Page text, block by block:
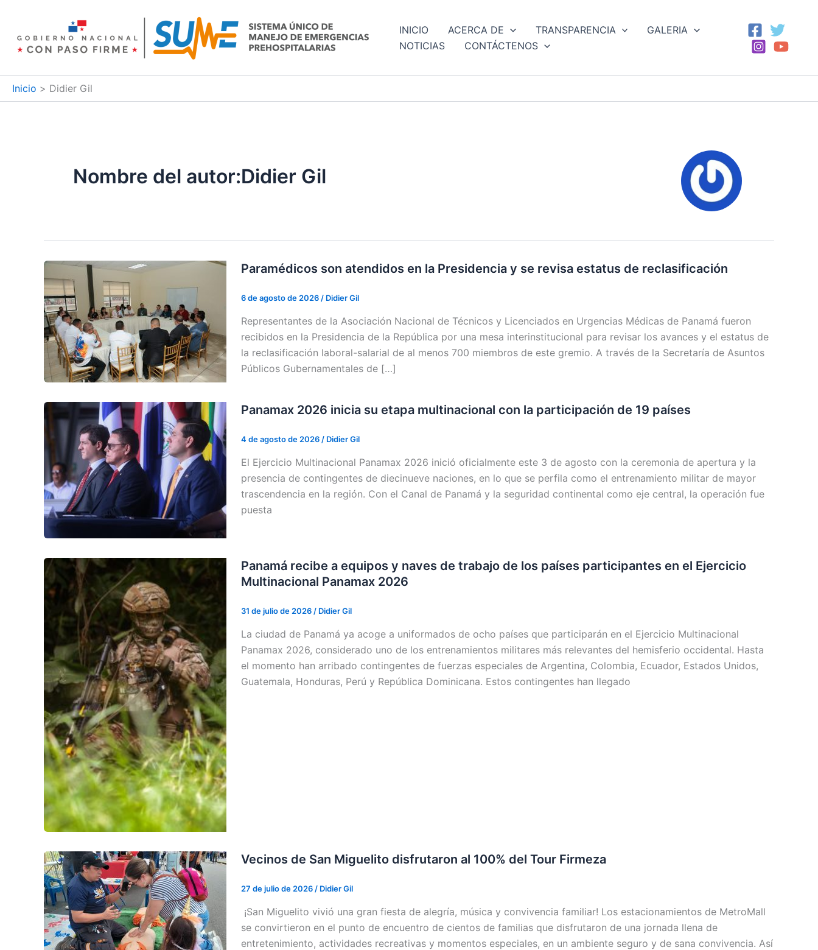
contenido
INICIO ACERCA DE TRANSPARENCIA
GALERIA
NOTICIAS
CONTÁCTENOS
Inicio Didier Gil
Nombre del autor:Didier Gil
Paramédicos son atendidos en la Presidencia y se revisa estatus de reclasificación
6 de agosto de 2026 / Didier Gil
Representantes de la Asociación Nacional de Técnicos y Licenciados en Urgencias Médicas de Panamá fueron
recibidos en la Presidencia de la República por una mesa interinstitucional para revisar los avances y el estatus de
la reclasificación laboral-salarial de al menos 700 miembros de este gremio. A través de la Secretaría de Asuntos
Públicos Gubernamentales de […]
Panamax 2026 inicia su etapa multinacional con la participación de 19 países
4 de agosto de 2026 / Didier Gil
El Ejercicio Multinacional Panamax 2026 inició oficialmente este 3 de agosto con la ceremonia de apertura y la
presencia de contingentes de diecinueve naciones, en lo que se perfila como el entrenamiento militar de mayor
trascendencia en la región. Con el Canal de Panamá y la seguridad continental como eje central, la operación fue
puesta
Panamá recibe a equipos y naves de trabajo de los países participantes en el Ejercicio
Multinacional Panamax 2026
31 de julio de 2026 / Didier Gil
La ciudad de Panamá ya acoge a uniformados de ocho países que participarán en el Ejercicio Multinacional
Panamax 2026, considerado uno de los entrenamientos militares más relevantes del hemisferio occidental. Hasta
el momento han arribado contingentes de fuerzas especiales de Argentina, Colombia, Ecuador, Estados Unidos,
Guatemala, Honduras, Perú y República Dominicana. Estos contingentes han llegado
Vecinos de San Miguelito disfrutaron al 100% del Tour Firmeza
27 de julio de 2026 / Didier Gil
¡San Miguelito vivió una gran fiesta de alegría, música y convivencia familiar! Los estacionamientos de MetroMall
se convirtieron en el punto de encuentro de cientos de familias que disfrutaron de una jornada llena de
entretenimiento, actividades recreativas y momentos especiales, en un ambiente seguro y de sana convivencia. Así